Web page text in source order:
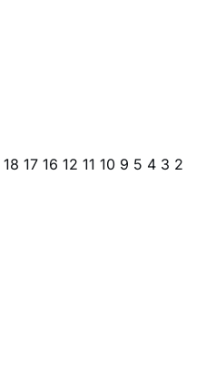
18 17 16 12 11 10 9 5 4 3 2